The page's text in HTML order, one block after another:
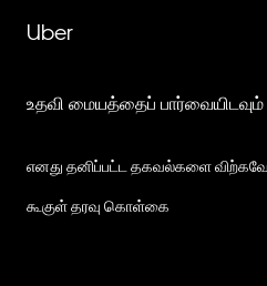
Uber
உதவி மையத்தைப் பார்வையிடவும்
எனது தனிப்பட்ட தகவல்களை
கூகுள் தரவு கொள்கை